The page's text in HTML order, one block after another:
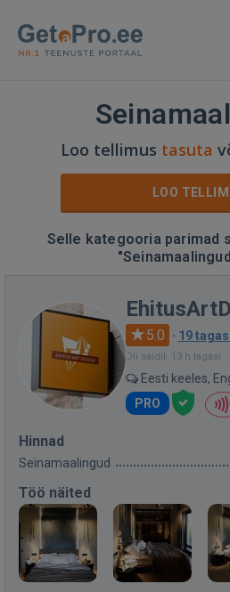
Loo tellimus tasuta
LOO
Selle kategooria parimad
5.0 · 19
Oli saidil: 13 h tagasi
Eesti keeles,
PRO
Hinnad
Seinamaalingud
Töö näited